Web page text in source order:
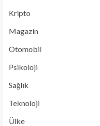
Kripto
Magazin
Otomobil
Psikoloji
Sağlık
Teknoloji
Ülke